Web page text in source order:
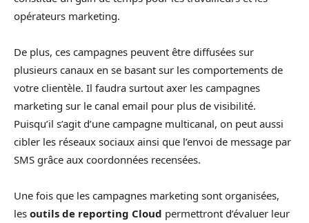
opérateurs marketing.
De plus, ces campagnes peuvent être diffusées sur
plusieurs canaux en se basant sur les comportements de
votre clientèle. Il faudra surtout axer les campagnes
marketing sur le canal email pour plus de visibilité.
Puisqu’il s’agit d’une campagne multicanal, on peut aussi
cibler les réseaux sociaux ainsi que l’envoi de message par
SMS grâce aux coordonnées recensées.
Une fois que les campagnes marketing sont organisées,
les outils de reporting Cloud permettront d’évaluer leur